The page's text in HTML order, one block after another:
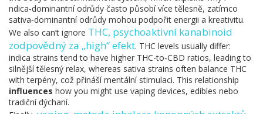
ndica‑dominantní odrůdy často působí více tělesně, zatímco
sativa‑dominantní odrůdy mohou podpořit energii a kreativitu.
We also can’t ignore THC, psychoaktivní kanabinoid
zodpovědný za „high“ efekt. THC levels usually differ:
indica strains tend to have higher THC-to‑CBD ratios, leading to
silnější tělesný relax, whereas sativa strains often balance THC
with terpény, což přináší mentální stimulaci. This relationship
influences how you might use vaping devices, edibles nebo
tradiční dýchaní.